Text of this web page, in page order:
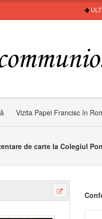
Vizita Papei Francisc în
de carte la Colegiul